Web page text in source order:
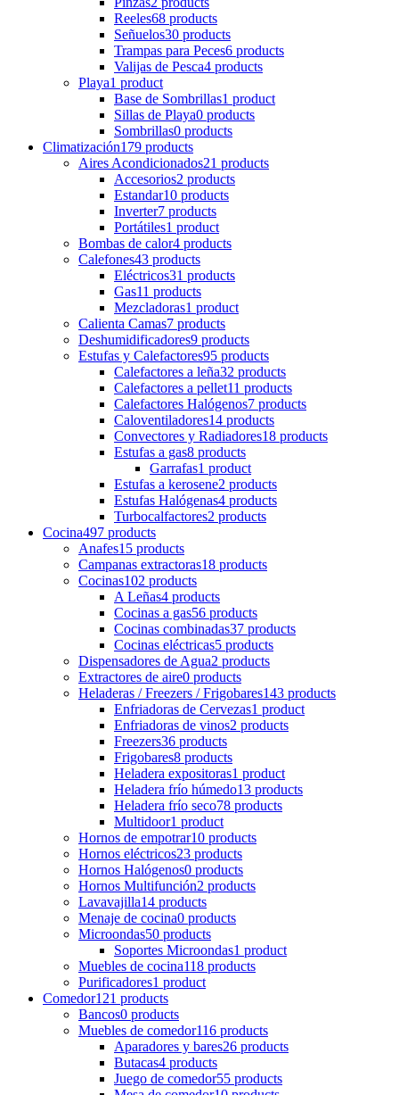
Reeles68 products
Señuelos30 products
Trampas para Peces6 products
Valijas de Pesca4 products
Playa1 product
Base de Sombrillas1 product
Sillas de Playa0 products
Sombrillas0 products
Climatización179 products
Aires Acondicionados21 products
Accesorios2 products
Estandar10 products
Inverter7 products
Portátiles1 product
Bombas de calor4 products
Calefones43 products
Eléctricos31 products
Gas11 products
Mezcladoras1 product
Calienta Camas7 products
Deshumidificadores9 products
Estufas y Calefactores95 products
Calefactores a leña32 products
Calefactores a pellet11 products
Calefactores Halógenos7 products
Caloventiladores14 products
Convectores y Radiadores18 products
Estufas a gas8 products
Garrafas1 product
Estufas a kerosene2 products
Estufas Halógenas4 products
Turbocalfactores2 products
Cocina497 products
Anafes15 products
Campanas extractoras18 products
Cocinas102 products
A Leñas4 products
Cocinas a gas56 products
Cocinas combinadas37 products
Cocinas eléctricas5 products
Dispensadores de Agua2 products
Extractores de aire0 products
Heladeras / Freezers / Frigobares143 products
Enfriadoras de Cervezas1 product
Enfriadoras de vinos2 products
Freezers36 products
Frigobares8 products
Heladera expositoras1 product
Heladera frío húmedo13 products
Heladera frío seco78 products
Multidoor1 product
Hornos de empotrar10 products
Hornos eléctricos23 products
Hornos Halógenos0 products
Hornos Multifunción2 products
Lavavajilla14 products
Menaje de cocina0 products
Microondas50 products
Soportes Microondas1 product
Muebles de cocina118 products
Purificadores1 product
Comedor121 products
Bancos0 products
Muebles de comedor116 products
Aparadores y bares26 products
Butacas4 products
Juego de comedor55 products